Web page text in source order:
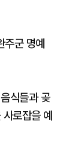
군 명예
식들과 곶
로잡을 예